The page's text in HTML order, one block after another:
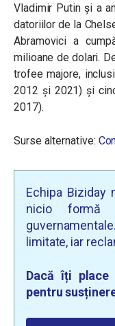
Vladimir Putin și a
datoriilor de la
Abramovici a
milioane de dolari.
trofee majore,
2012 și 2021) și
2017).
Surse alternative:
Echipa
nicio formă
limitate, iar
Dacă îți
pentru